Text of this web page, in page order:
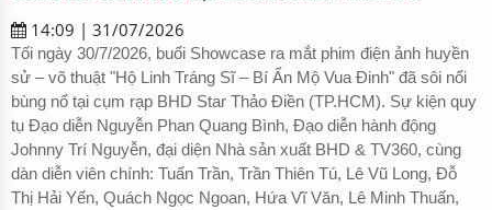
14:09 | 31/07/2026
Tối ngày 30/7/2026, buổi Showcase ra mắt phim điện ảnh huyền
sử – võ thuật "Hộ Linh Tráng Sĩ – Bí Ẩn Mộ Vua Đinh" đã sôi nổi
bùng nổ tại cụm rạp BHD Star Thảo Điền (TP.HCM). Sự kiện quy
tụ Đạo diễn Nguyễn Phan Quang Bình, Đạo diễn hành động
Johnny Trí Nguyễn, đại diện Nhà sản xuất BHD & TV360, cùng
dàn diễn viên chính: Tuấn Trần, Trần Thiên Tú, Lê Vũ Long, Đỗ
Thị Hải Yến, Quách Ngọc Ngoan, Hứa Vĩ Văn, Lê Minh Thuấn,